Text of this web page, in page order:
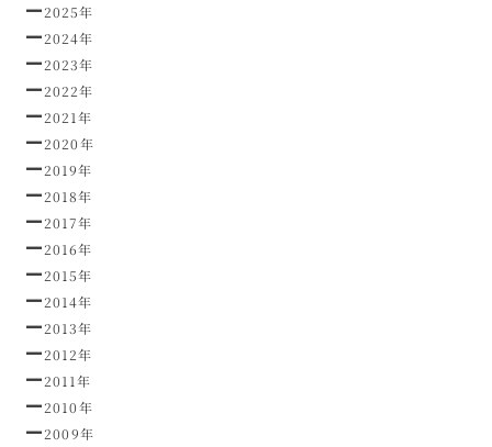
2025年
2024年
2023年
2022年
2021年
2020年
2019年
2018年
2017年
2016年
2015年
2014年
2013年
2012年
2011年
2010年
2009年